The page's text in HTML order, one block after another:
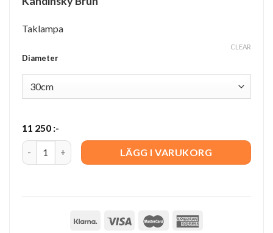
Taklampa
Diameter
CLEAR
11 250 :-
Kandinsky Brun quantityLÄGG I VARUKORG